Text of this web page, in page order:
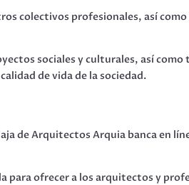
colectivos profesionales, así
sociales y culturales, así
de vida de la sociedad.
de Arquitectos Arquia banca en
para ofrecer a los arquitectos y